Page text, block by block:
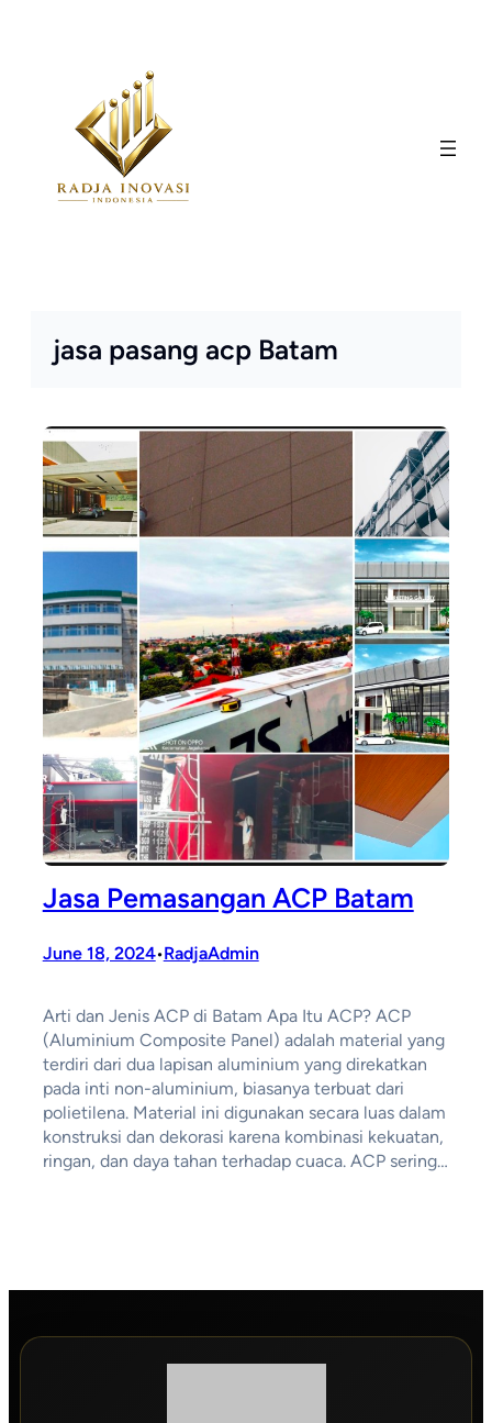
jasa pasang acp Batam
Jasa Pemasangan ACP Batam
June 18, 2024•RadjaAdmin
Arti dan Jenis ACP di Batam Apa Itu ACP? ACP
(Aluminium Composite Panel) adalah material yang
terdiri dari dua lapisan aluminium yang direkatkan
pada inti non-aluminium, biasanya terbuat dari
polietilena. Material ini digunakan secara luas dalam
konstruksi dan dekorasi karena kombinasi kekuatan,
ringan, dan daya tahan terhadap cuaca. ACP sering…